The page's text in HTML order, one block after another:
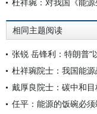
相同主题阅读
张锐 岳锋利：特朗普“
杜祥琬院士：我国能
戴厚良院士：碳中和